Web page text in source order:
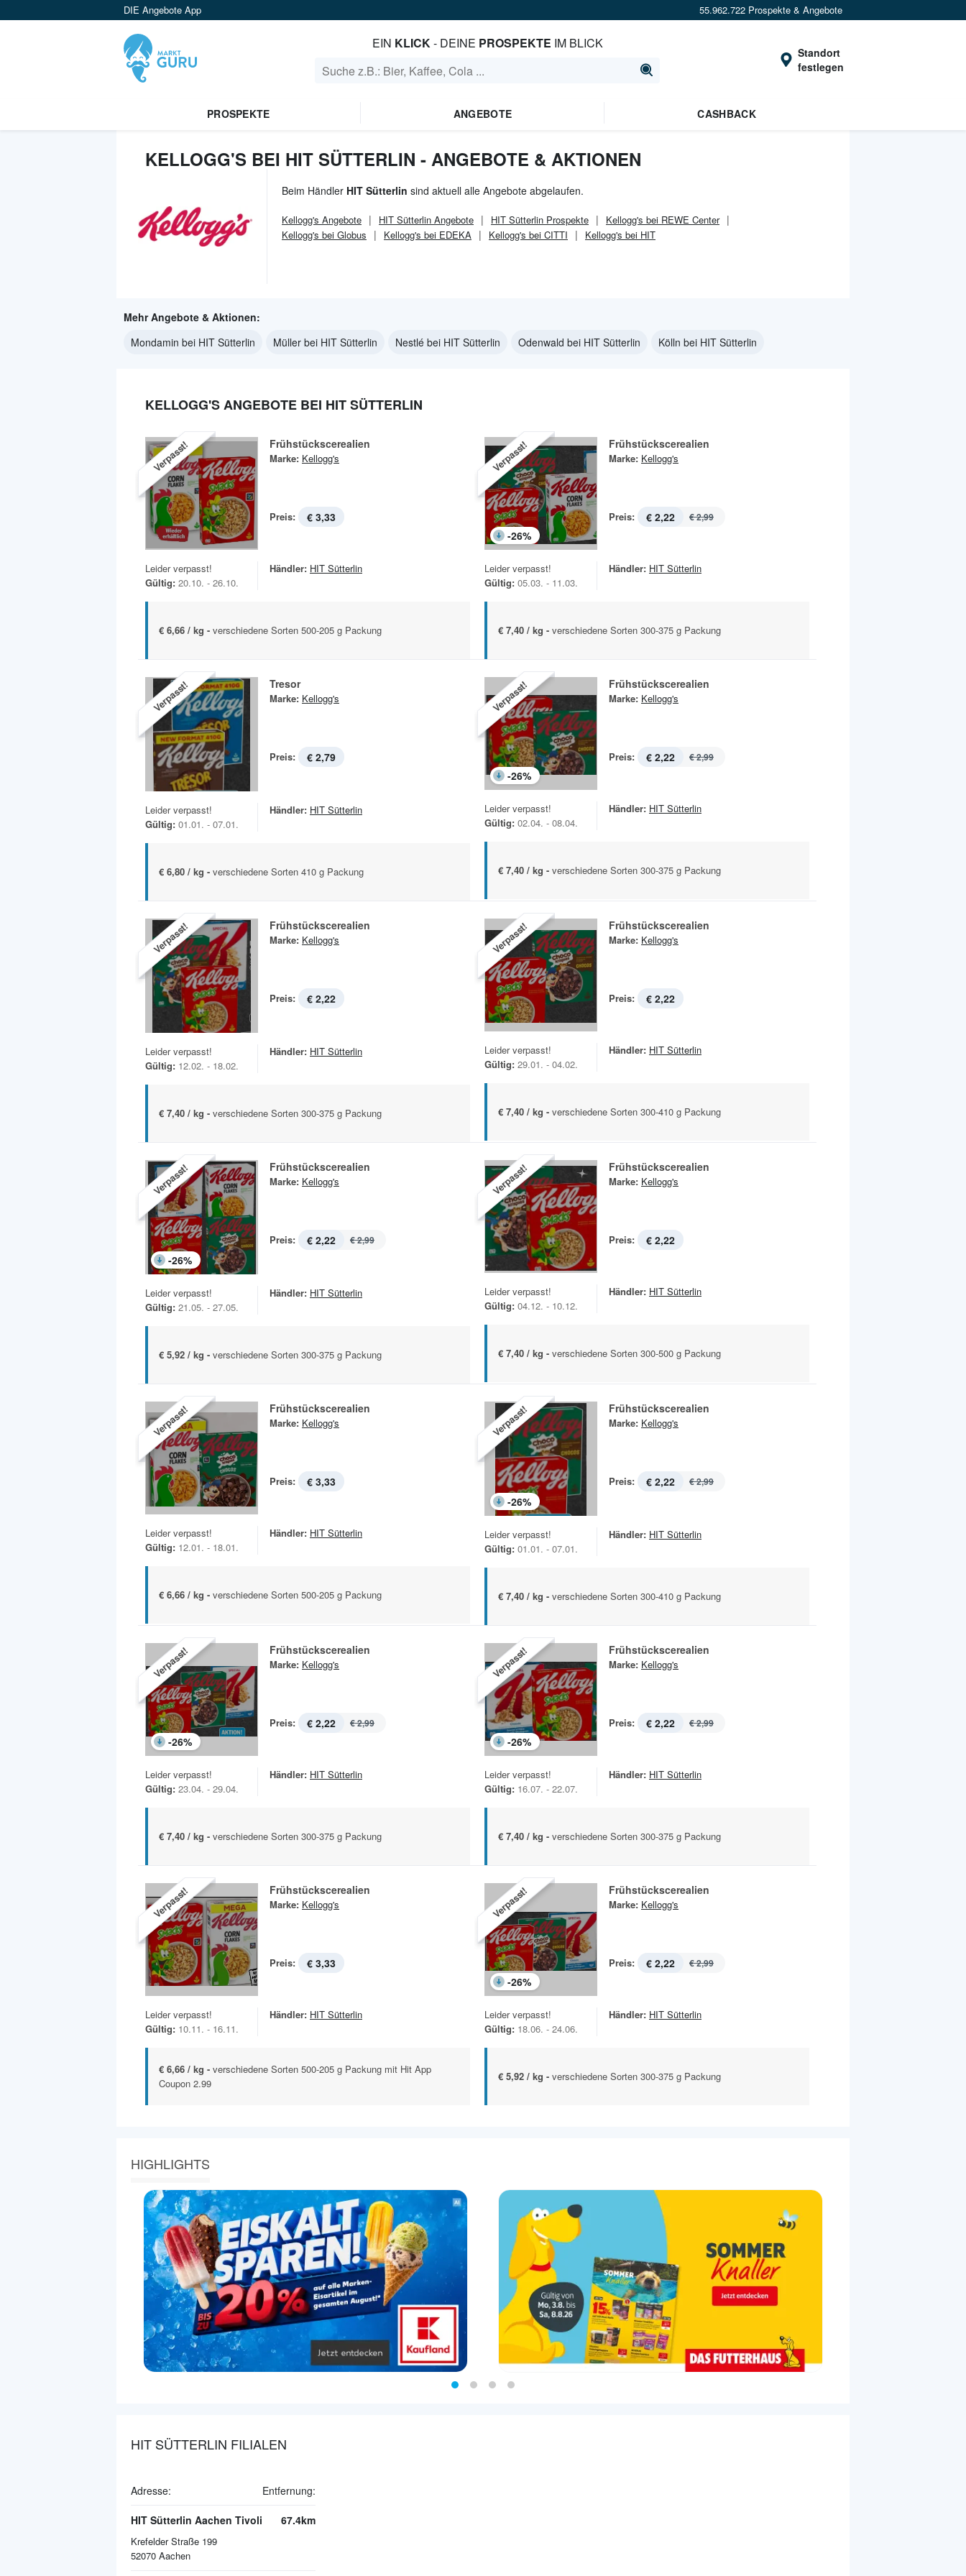
DIE Angebote App 55.962.722 Prospekte & Angebote
EIN KLICK- DEINE PROSPEKTE IM BLICK
Standort
festlegen
PROSPEKTE ANGEBOTE CASHBACK
KELLOGG'S BEI HIT SÜTTERLIN - ANGEBOTE & AKTIONEN
Beim Händler HIT Sütterlin sind aktuell alle Angebote abgelaufen.
Kellogg's Angebote HIT Sütterlin Angebote HIT Sütterlin Prospekte
Kellogg's bei REWE Center
Kellogg's bei Globus
Kellogg's bei EDEKA Kellogg's bei CITTI Kellogg's bei HIT
Mehr Angebote & Aktionen:
Mondamin bei HIT Sütterlin
Müller bei HIT Sütterlin Nestlé bei HIT Sütterlin Odenwald bei HIT Sütterlin Kölln bei HIT Sütterlin
KELLOGG'S ANGEBOTE BEI HIT SÜTTERLIN
Verpasst! Frühstückscerealien
Marke: Kellogg's
Preis: € 3,33
Leider verpasst!
Gültig: 20.10. - 26.10.
Händler: HIT Sütterlin
€ 6,66 / kg - verschiedene Sorten 500-205 g Packung
Verpasst!
-26%
Frühstückscerealien
Marke: Kellogg's
Preis: € 2,22 € 2,99
Leider verpasst!
Gültig: 05.03. - 11.03.
Händler: HIT Sütterlin
€ 7,40 / kg - verschiedene Sorten 300-375 g Packung
Verpasst! Tresor
Marke: Kellogg's
Preis: € 2,79
Leider verpasst!
Gültig: 01.01. - 07.01.
Händler: HIT Sütterlin
€ 6,80 / kg - verschiedene Sorten 410 g Packung
Verpasst!
-26%
Frühstückscerealien
Marke: Kellogg's
Preis: € 2,22 € 2,99
Leider verpasst!
Gültig: 02.04. - 08.04.
Händler: HIT Sütterlin
€ 7,40 / kg - verschiedene Sorten 300-375 g Packung
Verpasst! Frühstückscerealien
Marke: Kellogg's
Preis: € 2,22
Leider verpasst!
Gültig: 12.02. - 18.02.
Händler: HIT Sütterlin
€ 7,40 / kg - verschiedene Sorten 300-375 g Packung
Verpasst! Frühstückscerealien
Marke: Kellogg's
Preis: € 2,22
Leider verpasst!
Gültig: 29.01. - 04.02.
Händler: HIT Sütterlin
€ 7,40 / kg - verschiedene Sorten 300-410 g Packung
Verpasst!
-26%
Frühstückscerealien
Marke: Kellogg's
Preis: € 2,22 € 2,99
Leider verpasst!
Gültig: 21.05. - 27.05.
Händler: HIT Sütterlin
€ 5,92 / kg - verschiedene Sorten 300-375 g Packung
Verpasst! Frühstückscerealien
Marke: Kellogg's
Preis: € 2,22
Leider verpasst!
Gültig: 04.12. - 10.12.
Händler: HIT Sütterlin
€ 7,40 / kg - verschiedene Sorten 300-500 g Packung
Verpasst! Frühstückscerealien
Marke: Kellogg's
Preis: € 3,33
Leider verpasst!
Gültig: 12.01. - 18.01.
Händler: HIT Sütterlin
€ 6,66 / kg - verschiedene Sorten 500-205 g Packung
Verpasst!
-26%
Frühstückscerealien
Marke: Kellogg's
Preis: € 2,22 € 2,99
Leider verpasst!
Gültig: 01.01. - 07.01.
Händler: HIT Sütterlin
€ 7,40 / kg - verschiedene Sorten 300-410 g Packung
Verpasst!
-26%
Frühstückscerealien
Marke: Kellogg's
Preis: € 2,22 € 2,99
Leider verpasst!
Gültig: 23.04. - 29.04.
Händler: HIT Sütterlin
€ 7,40 / kg - verschiedene Sorten 300-375 g Packung
Verpasst!
-26%
Frühstückscerealien
Marke: Kellogg's
Preis: € 2,22 € 2,99
Leider verpasst!
Gültig: 16.07. - 22.07.
Händler: HIT Sütterlin
€ 7,40 / kg - verschiedene Sorten 300-375 g Packung
Verpasst! Frühstückscerealien
Marke: Kellogg's
Preis: € 3,33
Leider verpasst!
Gültig: 10.11. - 16.11.
Händler: HIT Sütterlin
€ 6,66 / kg - verschiedene Sorten 500-205 g Packung mit Hit App
Coupon 2.99
Verpasst!
-26%
Frühstückscerealien
Marke: Kellogg's
Preis: € 2,22 € 2,99
Leider verpasst!
Gültig: 18.06. - 24.06.
Händler: HIT Sütterlin
€ 5,92 / kg - verschiedene Sorten 300-375 g Packung
HIGHLIGHTS
HIT SÜTTERLIN FILIALEN
Adresse: Entfernung:
HIT Sütterlin Aachen Tivoli
Krefelder Straße 199
52070 Aachen
67.4km